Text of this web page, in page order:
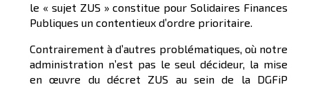
le « sujet ZUS » constitue pour Solidaires Finances
Publiques un contentieux d’ordre prioritaire.
Contrairement à d’autres problématiques, où notre
administration n’est pas le seul décideur, la mise
en œuvre du décret ZUS au sein de la DGFiP